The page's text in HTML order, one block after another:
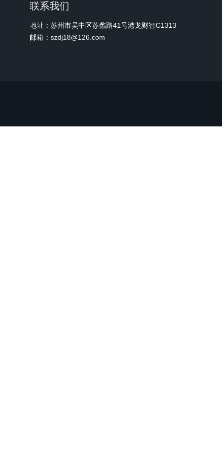
联系我们
地址：苏州市吴中区苏蠡路41号港龙财智C1313
邮箱：szdj18@126.com